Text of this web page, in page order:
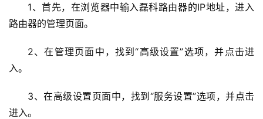
2
1、首先，在浏览器中输入磊科路由器的IP地址，进入
路由器的管理页面。
2、在管理页面中，找到“高级设置”选项，并点击进
入。
3、在高级设置页面中，找到“服务设置”选项，并点击
进入。